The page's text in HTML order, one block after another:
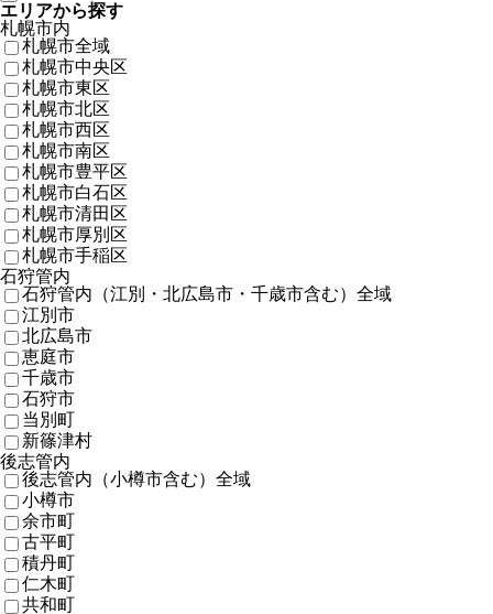
エリアから探す
札幌市内
札幌市全域
札幌市中央区
札幌市東区
札幌市北区
札幌市西区
札幌市南区
札幌市豊平区
札幌市白石区
札幌市清田区
札幌市厚別区
札幌市手稲区
石狩管内
石狩管内（江別・北広島市・千歳市含む）全域
江別市
北広島市
恵庭市
千歳市
石狩市
当別町
新篠津村
後志管内
後志管内（小樽市含む）全域
小樽市
余市町
古平町
積丹町
仁木町
共和町